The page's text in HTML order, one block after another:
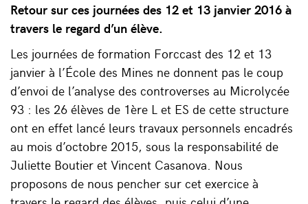
Retour sur ces journées des 12 et 13 janvier 2016 à
travers le regard d’un élève.
Les journées de formation Forccast des 12 et 13
janvier à l’École des Mines ne donnent pas le coup
d’envoi de l’analyse des controverses au Microlycée
93 : les 26 élèves de 1ère L et ES de cette structure
ont en effet lancé leurs travaux personnels encadrés
au mois d’octobre 2015, sous la responsabilité de
Juliette Boutier et Vincent Casanova. Nous
proposons de nous pencher sur cet exercice à